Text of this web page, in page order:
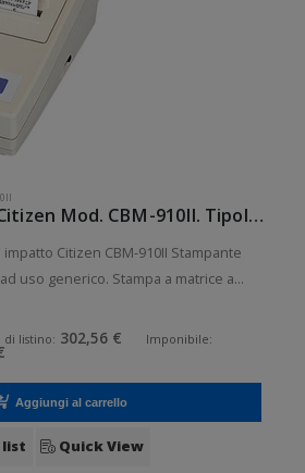
CBM91024RF2A Citizen Mod. CBM-910II. Tipologia: Desktop.
Citizen CBM-910II Stampante
uso generico. Stampa a matrice a
di listino: 302,56 € Imponibile:
Aggiungi al carrello
list Quick View